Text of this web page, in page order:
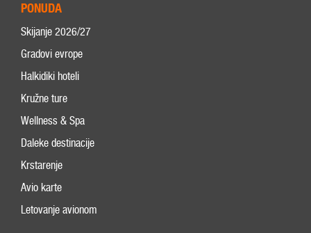
PONUDA
Skijanje 2026/27
Gradovi evrope
Halkidiki hoteli
Kružne ture
Wellness & Spa
Daleke destinacije
Krstarenje
Avio karte
Letovanje avionom